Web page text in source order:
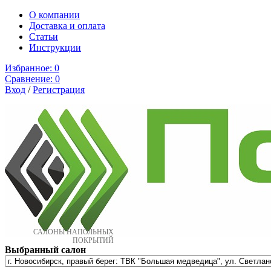
О компании
Доставка и оплата
Cтатьи
Инструкции
Избранное: 0
Сравнение: 0
Вход /Регистрация
САЛОНЫ НАПОЛЬНЫХ
ПОКРЫТИЙ
Выбранный салон